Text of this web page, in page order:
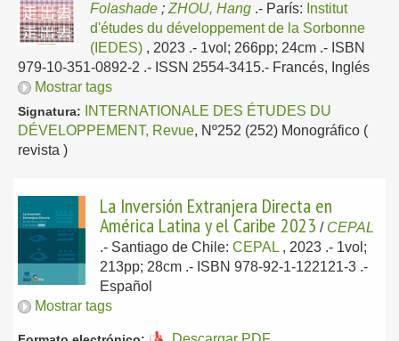
Folashade ; ZHOU, Hang .- París: Institut
d'études du développement de la Sorbonne
(IEDES) , 2023 .- 1vol; 266pp; 24cm .- ISBN
979-10-351-0892-2 .- ISSN 2554-3415.- Francés, Inglés
Mostrar tags
Signatura:
INTERNATIONALE DES ÉTUDES DU
DÉVELOPPEMENT, Revue, Nº252 (252) Monográfico (
revista )
La Inversión Extranjera Directa en
América Latina y el Caribe 2023 / CEPAL
.- Santiago de Chile: CEPAL , 2023 .- 1vol;
213pp; 28cm .- ISBN 978-92-1-122121-3 .-
Español
Mostrar tags